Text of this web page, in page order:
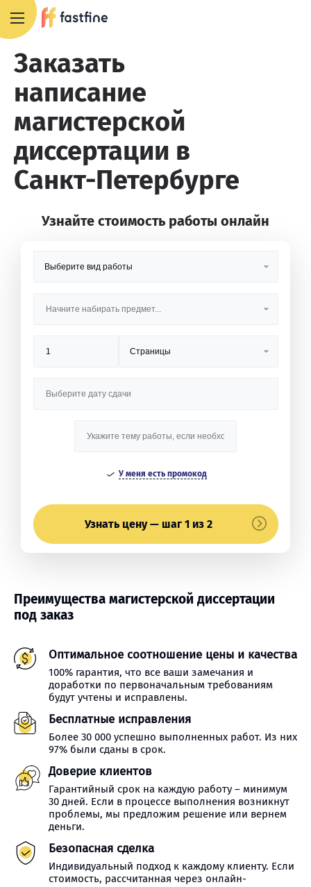
Заказать
написание
магистерской
диссертации в
Санкт-Петербурге
Узнайте стоимость работы онлайн
У меня есть промокод
Узнать цену — шаг 1 из 2
Преимущества магистерской диссертации
под заказ
Оптимальное соотношение цены и качества
100% гарантия, что все ваши замечания и
доработки по первоначальным требованиям
будут учтены и исправлены.
Бесплатные исправления
Более 30 000 успешно выполненных работ. Из них
97% были сданы в срок.
Доверие клиентов
Гарантийный срок на каждую работу – минимум
30 дней. Если в процессе выполнения возникнут
проблемы, мы предложим решение или вернем
деньги.
Безопасная сделка
Индивидуальный подход к каждому клиенту. Если
стоимость, рассчитанная через онлайн-